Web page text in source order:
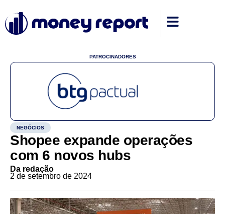
PATROCINADORES
NEGÓCIOS
Shopee expande operações
com 6 novos hubs
Da redação
2 de setembro de 2024